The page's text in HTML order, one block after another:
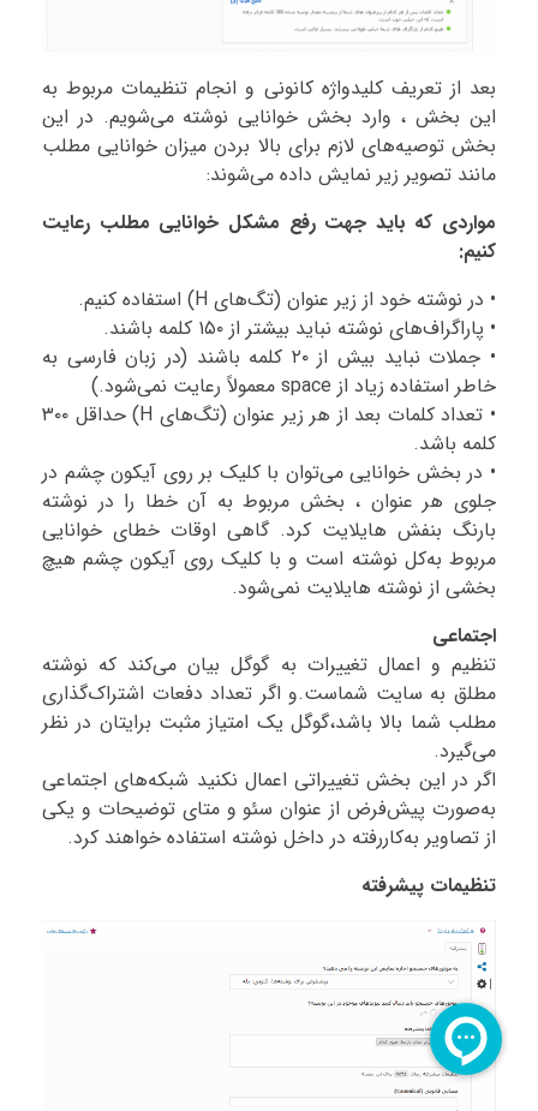
بعد از تعریف کلیدواژه کانونی و انجام تنظیمات مربوط به
این بخش ، وارد بخش خوانایی نوشته می‌شویم. در این
بخش توصیه‌های لازم برای بالا بردن میزان خوانایی مطلب
مانند تصویر زیر نمایش داده می‌شوند:
مواردی که باید جهت رفع مشکل خوانایی مطلب رعایت
کنیم:
• در نوشته خود از زیر عنوان (تگ‌های H) استفاده کنیم.
• پاراگراف‌های نوشته نباید بیشتر از ۱۵۰ کلمه باشند.
• جملات نباید بیش از ۲۰ کلمه باشند (در زبان فارسی به
خاطر استفاده زیاد از space معمولاً رعایت نمی‌شود.)
• تعداد کلمات بعد از هر زیر عنوان (تگ‌های H) حداقل ۳۰۰
کلمه باشد.
• در بخش خوانایی می‌توان با کلیک بر روی آیکون چشم در
جلوی هر عنوان ، بخش مربوط به آن خطا را در نوشته
بارنگ بنفش هایلایت کرد. گاهی اوقات خطای خوانایی
مربوط به‌کل نوشته است و با کلیک روی آیکون چشم هیچ
بخشی از نوشته هایلایت نمی‌شود.
اجتماعی
تنظیم و اعمال تغییرات به گوگل بیان می‌کند که نوشته
مطلق به سایت شماست.و اگر تعداد دفعات اشتراک‌گذاری
مطلب شما بالا باشد،گوگل یک امتیاز مثبت برایتان در نظر
می‌گیرد.
اگر در این بخش تغییراتی اعمال نکنید شبکه‌های اجتماعی
به‌صورت پیش‌فرض از عنوان سئو و متای توضیحات و یکی
از تصاویر به‌کاررفته در داخل نوشته استفاده خواهند کرد.
تنظیمات پیشرفته